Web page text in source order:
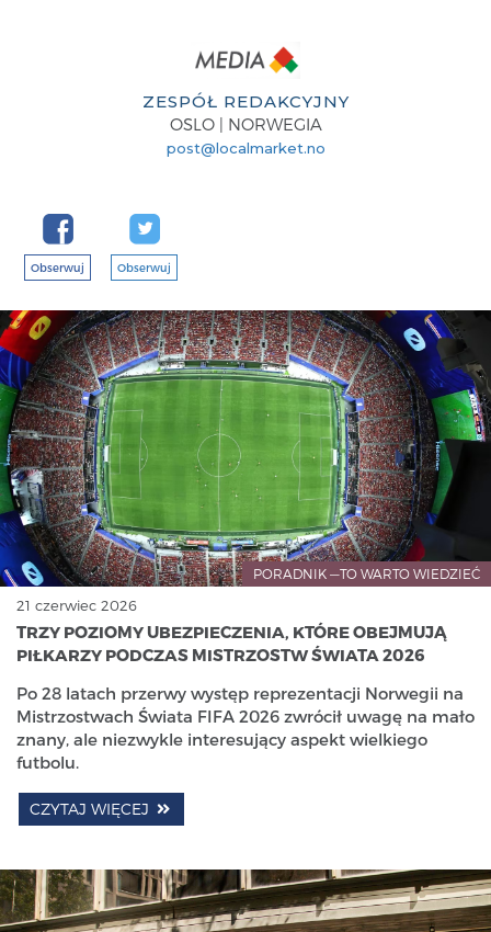
ZESPÓŁ REDAKCYJNY
OSLO | NORWEGIA
post@localmarket.no
Obserwuj Obserwuj
PORADNIK —TO WARTO WIEDZIEĆ
21 czerwiec 2026
TRZY POZIOMY UBEZPIECZENIA, KTÓRE OBEJMUJĄ
PIŁKARZY PODCZAS MISTRZOSTW ŚWIATA 2026
Po 28 latach przerwy występ reprezentacji Norwegii na
Mistrzostwach Świata FIFA 2026 zwrócił uwagę na mało
znany, ale niezwykle interesujący aspekt wielkiego
futbolu.
CZYTAJ WIĘCEJ